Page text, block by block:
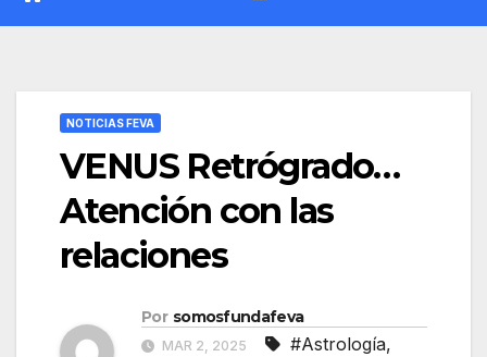
NOTICIAS FEVA
VENUS Retrógrado…
Atención con las
relaciones
Por somosfundafeva
MAR 2, 2025 #Astrología,